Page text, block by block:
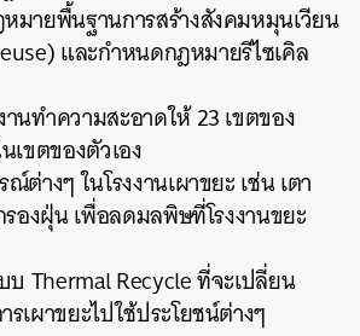
มายพื้นฐานการสร้างสังคมหมุนเวียน
และกำหนดกฎหมายรีไซเคิล
นทำความสะอาดให้ 23 เขตของ
เขตของตัวเอง
ต่างๆ ในโรงงานเผาขยะ เช่น เตา
รองฝุ่น เพื่อลดมลพิษที่โรงงานขยะ
บ Thermal Recycle ที่จะเปลี่ยน
เผาขยะไปใช้ประโยชน์ต่างๆ